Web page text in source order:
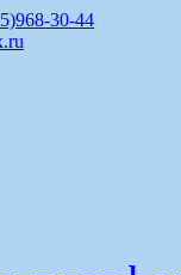
30-44